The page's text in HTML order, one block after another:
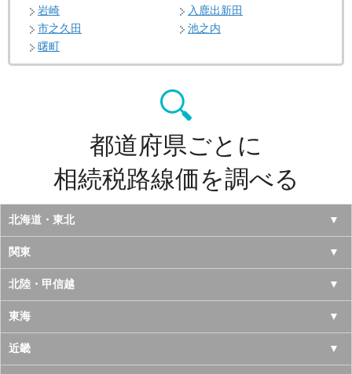
岩崎
入鹿出新田
市之久田
池之内
曙町
都道府県ごとに
相続税路線価を調べる
北海道・東北
北海道
青森県
岩手県
宮城県
関東
東京都
神奈川県
千葉県
北陸・甲信越
山梨県
長野県
東海
愛知県
近畿